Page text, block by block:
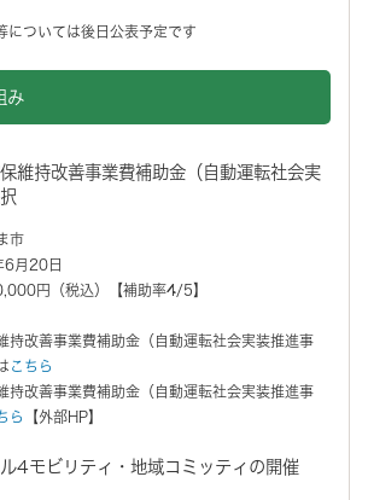
については後日公表予定です
み
維持改善事業費補助金（自動運転社会実
市
6月20日
円（税込）【補助率4/5】
持改善事業費補助金（自動運転社会実装推進事
こちら
持改善事業費補助金（自動運転社会実装推進事
ら 【外部HP】
4モビリティ・地域コミッティの開催